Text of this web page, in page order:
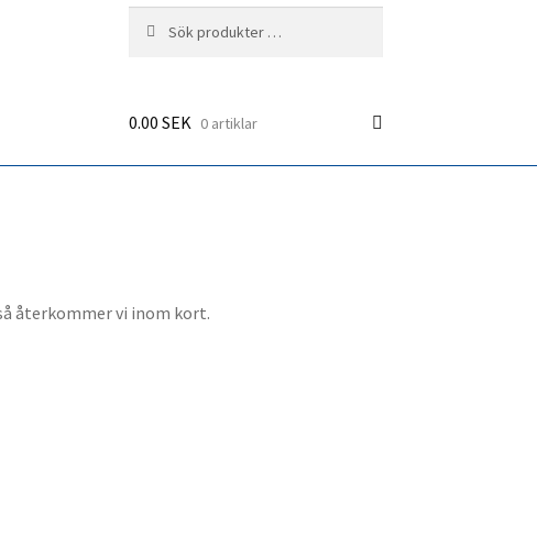
efter:
0.00 SEK 0 artiklar
återkommer vi inom kort.